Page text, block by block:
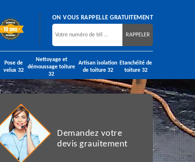
ON VOUS RAPPELLE GRATUITEMENT
Pose de
velux 32
Nettoyage et
démoussage toiture
32
Artisan isolation
de toiture 32
Etanchéité de
toiture 32
Demandez votre
devis grauitement